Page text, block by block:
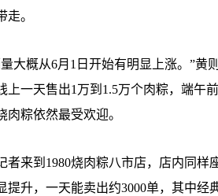
走。
概从6月1日开始有明显上涨。”黄
上一天售出1万到1.5万个肉粽，端午
肉粽依然最受欢迎。
来到1980烧肉粽八市店，店内同样
提升，一天能卖出约3000单，其中经